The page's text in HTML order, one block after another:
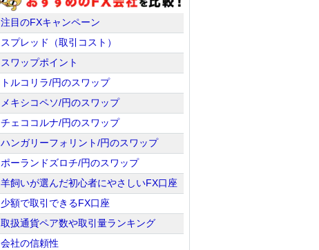
注目のFXキャンペーン
スプレッド（取引コスト）
スワップポイント
トルコリラ/円のスワップ
メキシコペソ/円のスワップ
チェココルナ/円のスワップ
ハンガリーフォリント/円のスワップ
ポーランドズロチ/円のスワップ
羊飼いが選んだ初心者にやさしいFX口座
少額で取引できるFX口座
取扱通貨ペア数や取引量ランキング
会社の信頼性